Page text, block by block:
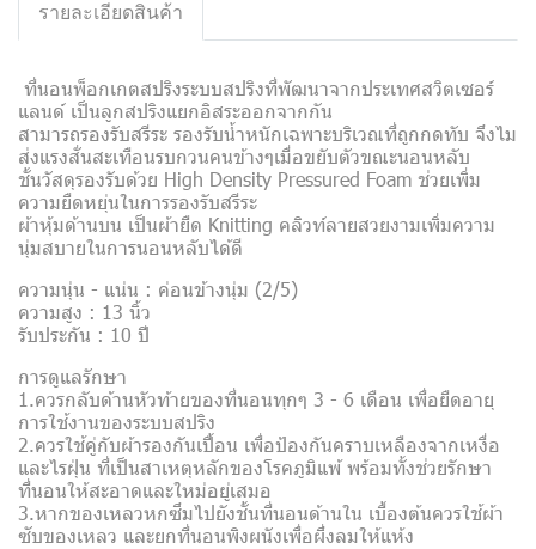
รายละเอียดสินค้า
ที่นอนพ็อกเกตสปริงระบบสปริงที่พัฒนาจากประเทศสวิตเซอร์
แลนด์ เป็นลูกสปริงแยกอิสระออกจากกัน
สามารถรองรับสรีระ รองรับน้ำหนักเฉพาะบริเวณที่ถูกกดทับ จึงไม
ส่งแรงสั่นสะเทือนรบกวนคนข้างๆเมื่อขยับตัวขณะนอนหลับ
ชั้นวัสดุรองรับด้วย High Density Pressured Foam ช่วยเพิ่ม
ความยืดหยุ่นในการรองรับสรีระ
ผ้าหุ้มด้านบน เป็นผ้ายืด Knitting คลิวท์ลายสวยงามเพิ่มความ
นุ่มสบายในการนอนหลับได้ดี
ความนุ่น - แน่น : ค่อนข้างนุ่ม (2/5)
ความสูง : 13 นิ้ว
รับประกัน : 10 ปี
การดูแลรักษา
1.ควรกลับด้านหัวท้ายของที่นอนทุกๆ 3 - 6 เดือน เพื่อยืดอายุ
การใช้งานของระบบสปริง
2.ควรใช้คู่กับผ้ารองกันเปื้อน เพื่อป้องกันคราบเหลืองจากเหงื่อ
และไรฝุ่น ที่เป็นสาเหตุหลักของโรคภูมิแพ้ พร้อมทั้งช่วยรักษา
ที่นอนให้สะอาดและใหม่อยู่เสมอ
3.หากของเหลวหกซึมไปยังชั้นที่นอนด้านใน เบื้องต้นควรใช้ผ้า
ซับของเหลว และยกที่นอนพิงผนังเพื่อผึ่งลมให้แห้ง